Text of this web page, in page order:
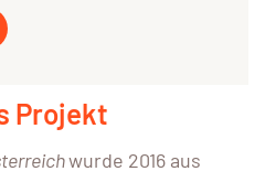
Projekt
wurde 2016 aus